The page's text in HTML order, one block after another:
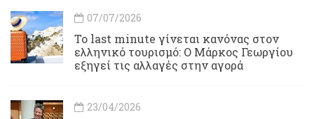
07/07/2026
Το last minute γίνεται κανόνας στον
ελληνικό τουρισμό: Ο Μάρκος Γεωργίου
εξηγεί τις αλλαγές στην αγορά
23/04/2026